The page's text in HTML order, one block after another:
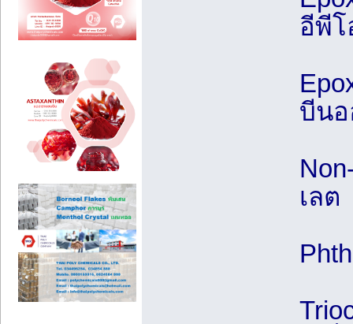
อีพีโ
บีนอ
เลต